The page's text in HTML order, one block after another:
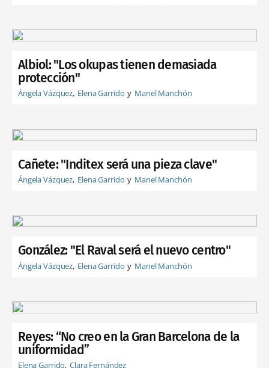
Albiol: "Los okupas tienen demasiada
protección"
Ángela Vázquez Elena Garrido Manel Manchón
Cañete: "Inditex será una pieza clave"
Ángela Vázquez Elena Garrido Manel Manchón
González: "El Raval será el nuevo centro"
Ángela Vázquez Elena Garrido Manel Manchón
Reyes: “No creo en la Gran Barcelona de la
uniformidad”
Elena Garrido Clara Fernández